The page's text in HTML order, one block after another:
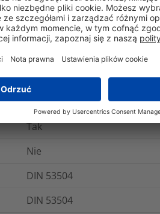
MIL-STD-202G Method 215K,
5 lat
UL 94 V0 (3 mm)
Tak
Nie
DIN 53504
DIN 53504